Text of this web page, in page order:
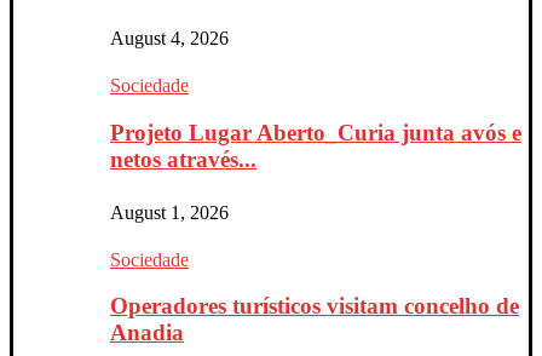
August 4, 2026
Sociedade
Projeto Lugar Aberto_Curia junta avós e
netos através...
August 1, 2026
Sociedade
Operadores turísticos visitam concelho de
Anadia